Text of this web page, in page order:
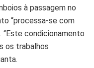
à passagem no
“processa-se com
“Este condicionamento
os trabalhos